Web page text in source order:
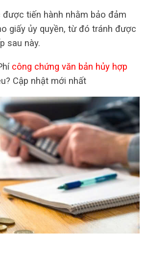
tiến hành nhằm bảo đảm
giấy ủy quyền, từ đó tránh được
sau này.
công chứng văn bản hủy hợp
Cập nhật mới nhất